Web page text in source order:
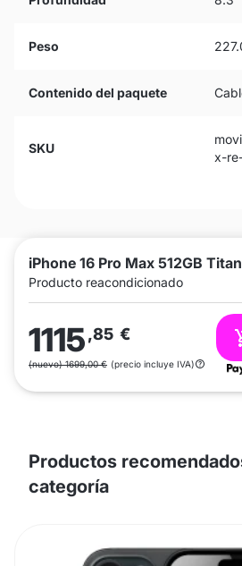
iPhone 16 Pro Max 512GB
Producto reacondicionado
1115,85 €
(nuevo) 1699,00 € (precio incluye IVA)
Peso
Contenido del paquete
SKU
x-
Productos
categoría